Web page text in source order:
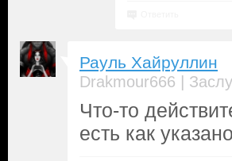
Рауль Хайруллин
Drakmour666 |
Что-то
есть как